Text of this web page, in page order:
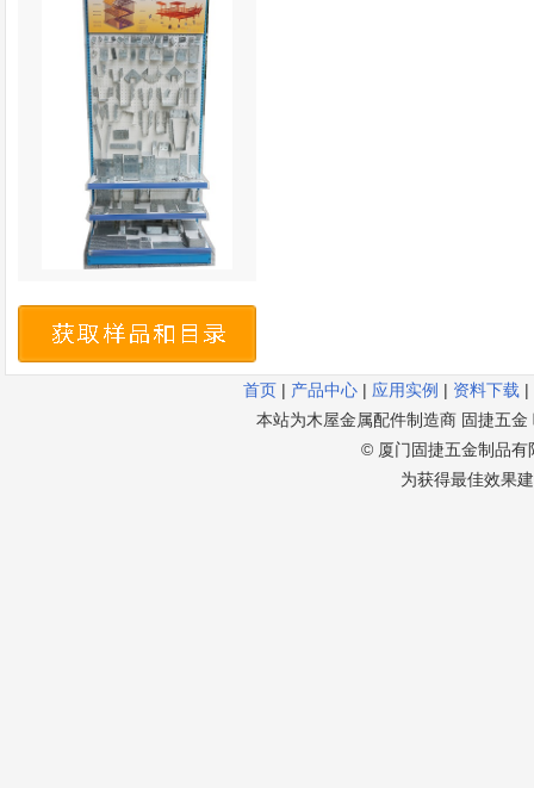
首页 | 产品中心 | 应用实例 | 资料下载 |
本站为木屋金属配件制造商 固捷五
© 厦门固捷五金制品有
为获得最佳效果